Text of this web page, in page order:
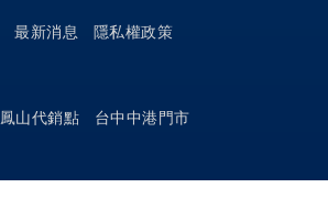
最新消息 隱私權政策
鳳山代銷點 台中中港門市